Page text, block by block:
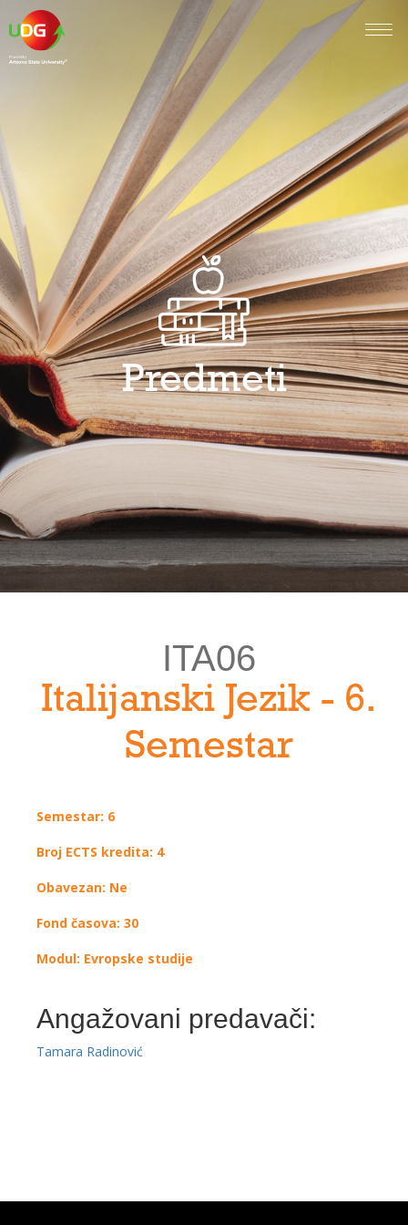
Predmeti
ITA06
Italijanski Jezik - 6.
Semestar
Semestar: 6
Broj ECTS kredita: 4
Obavezan: Ne
Fond časova: 30
Modul: Evropske studije
Angažovani predavači:
Tamara Radinović